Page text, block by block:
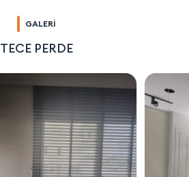
GALERİ
TECE PERDE